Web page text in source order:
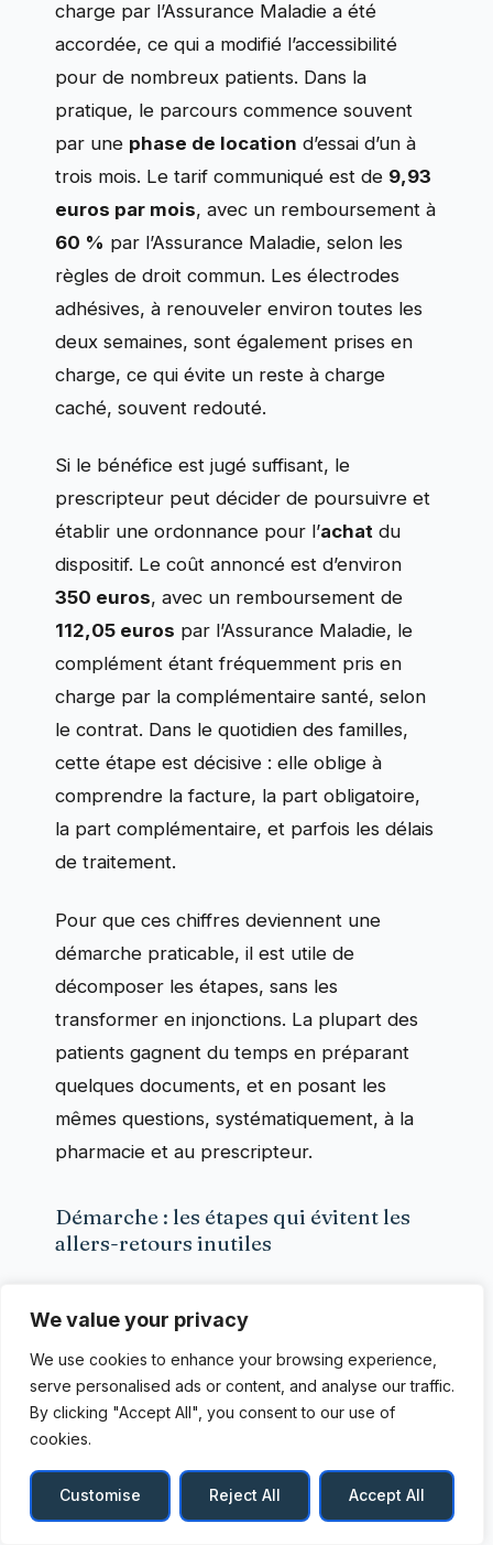
We value your privacy
We use cookies to enhance your browsing experience,
serve personalised ads or content, and analyse our traffic.
By clicking "Accept All", you consent to our use of
cookies.
Customise Reject All Accept All
charge par l’Assurance Maladie a été
accordée, ce qui a modifié l’accessibilité
pour de nombreux patients. Dans la
pratique, le parcours commence souvent
par une phase de location d’essai d’un à
trois mois. Le tarif communiqué est de 9,93
euros par mois, avec un remboursement à
60 % par l’Assurance Maladie, selon les
règles de droit commun. Les électrodes
adhésives, à renouveler environ toutes les
deux semaines, sont également prises en
charge, ce qui évite un reste à charge
caché, souvent redouté.
Si le bénéfice est jugé suffisant, le
prescripteur peut décider de poursuivre et
établir une ordonnance pour l’achat du
dispositif. Le coût annoncé est d’environ
350 euros, avec un remboursement de
112,05 euros par l’Assurance Maladie, le
complément étant fréquemment pris en
charge par la complémentaire santé, selon
le contrat. Dans le quotidien des familles,
cette étape est décisive : elle oblige à
comprendre la facture, la part obligatoire,
la part complémentaire, et parfois les délais
de traitement.
Pour que ces chiffres deviennent une
démarche praticable, il est utile de
décomposer les étapes, sans les
transformer en injonctions. La plupart des
patients gagnent du temps en préparant
quelques documents, et en posant les
mêmes questions, systématiquement, à la
pharmacie et au prescripteur.
Démarche : les étapes qui évitent les
allers-retours inutiles
que le spécialiste consulté fait partie
des professions habilitées.
Clarifier la durée d’essai
: un à trois
pour décider de la suite.
Conserver les justificatifs